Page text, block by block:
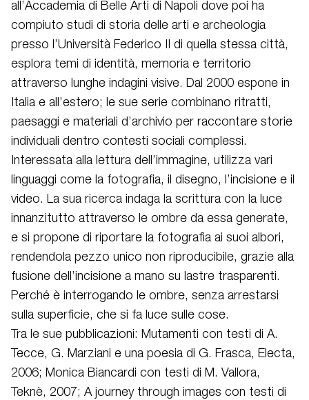
all’Accademia di Belle Arti di Napoli dove poi ha
compiuto studi di storia delle arti e archeologia
presso l’Università Federico II di quella stessa città,
esplora temi di identità, memoria e territorio
attraverso lunghe indagini visive. Dal 2000 espone in
Italia e all’estero; le sue serie combinano ritratti,
paesaggi e materiali d’archivio per raccontare storie
individuali dentro contesti sociali complessi.
Interessata alla lettura dell’immagine, utilizza vari
linguaggi come la fotografia, il disegno, l’incisione e il
video. La sua ricerca indaga la scrittura con la luce
innanzitutto attraverso le ombre da essa generate,
e si propone di riportare la fotografia ai suoi albori,
rendendola pezzo unico non riproducibile, grazie alla
fusione dell’incisione a mano su lastre trasparenti.
Perché è interrogando le ombre, senza arrestarsi
sulla superficie, che si fa luce sulle cose.
Tra le sue pubblicazioni: Mutamenti con testi di A.
Tecce, G. Marziani e una poesia di G. Frasca, Electa,
2006; Monica Biancardi con testi di M. Vallora,
Teknè, 2007; A journey through images con testi di